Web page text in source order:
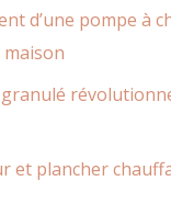
d’une pompe à
et plancher